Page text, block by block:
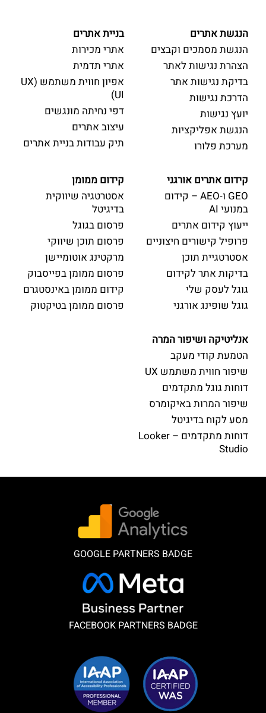
הנגשת אתרים
הנגשת מסמכים וקבצים
הצהרת נגישות לאתר
בדיקת נגישות אתר
הדרכת נגישות
יועץ נגישות
הנגשת אפליקציות
מערכת פלורו
בניית אתרים
אתרי מכירות
אתרי תדמית
אפיון חווית משתמש (UX
UI)
דפי נחיתה מונגשים
עיצוב אתרים
תיק עבודות בניית אתרים
קידום אתרים אורגני
GEO ו-AEO – קידום
במנועי AI
ייעוץ קידום אתרים
פרופיל קישורים חיצוניים
אסטרטגיית תוכן
בדיקות אתר לקידום
גוגל לעסק שלי
גוגל שופינג אורגני
קידום ממומן
אסטרטגיה שיווקית
בדיגיטל
פרסום בגוגל
פרסום תוכן שיווקי
מרקטינג אוטומיישן
פרסום ממומן בפייסבוק
קידום ממומן באינסטגרם
פרסום ממומן בטיקטוק
אנליטיקה ושיפור המרה
הטמעת קודי מעקב
שיפור חווית משתמש UX
דוחות גוגל מתקדמים
שיפור המרות באיקומרס
מסע לקוח בדיגיטל
דוחות מתקדמים – Looker
Studio
GOOGLE PARTNERS BADGE
FACEBOOK PARTNERS BADGE